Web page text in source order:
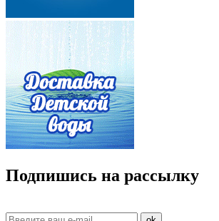
Подпишись на рассылку